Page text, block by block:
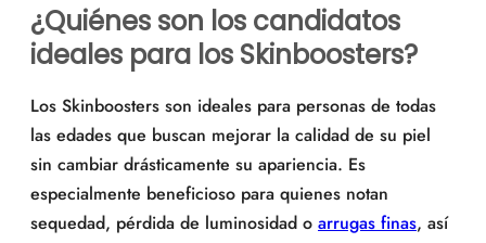
¿Quiénes son los candidatos
ideales para los Skinboosters?
Los Skinboosters son ideales para personas de todas
las edades que buscan mejorar la calidad de su piel
sin cambiar drásticamente su apariencia. Es
especialmente beneficioso para quienes notan
sequedad, pérdida de luminosidad o arrugas finas, así